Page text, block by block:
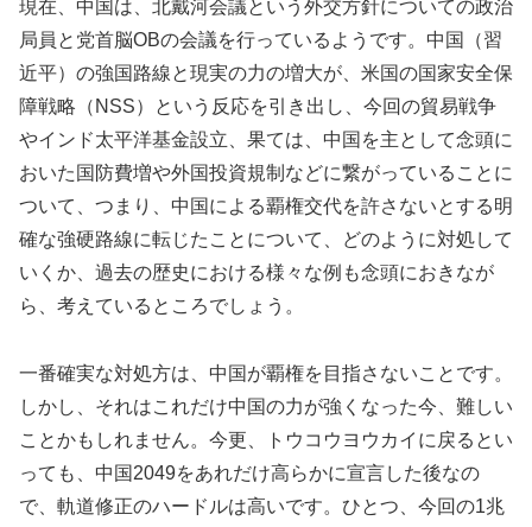
現在、中国は、北戴河会議という外交方針についての政治
局員と党首脳OBの会議を行っているようです。中国（習
近平）の強国路線と現実の力の増大が、米国の国家安全保
障戦略（NSS）という反応を引き出し、今回の貿易戦争
やインド太平洋基金設立、果ては、中国を主として念頭に
おいた国防費増や外国投資規制などに繋がっていることに
ついて、つまり、中国による覇権交代を許さないとする明
確な強硬路線に転じたことについて、どのように対処して
いくか、過去の歴史における様々な例も念頭におきなが
ら、考えているところでしょう。
一番確実な対処方は、中国が覇権を目指さないことです。
しかし、それはこれだけ中国の力が強くなった今、難しい
ことかもしれません。今更、トウコウヨウカイに戻るとい
っても、中国2049をあれだけ高らかに宣言した後なの
で、軌道修正のハードルは高いです。ひとつ、今回の1兆